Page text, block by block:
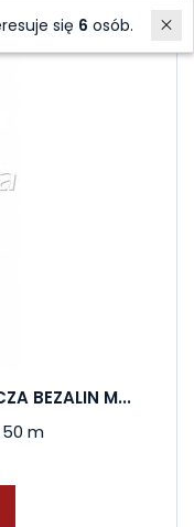
BEZALIN M...
m
się 6 osób.